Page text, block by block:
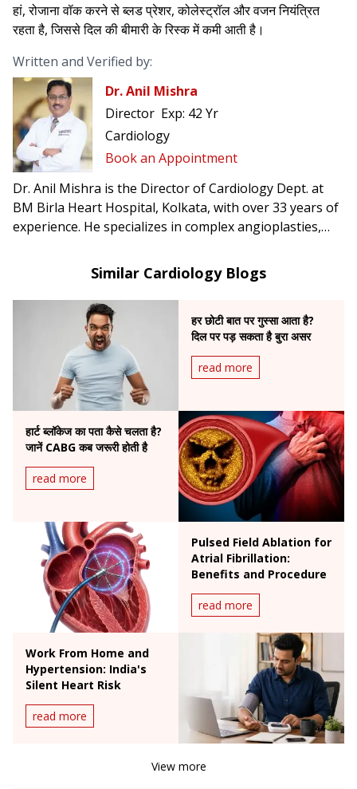
हां, रोजाना वॉक करने से ब्लड प्रेशर, कोलेस्ट्रॉल और वजन नियंत्रित
रहता है, जिससे दिल की बीमारी के रिस्क में कमी आती है।
Written and Verified by:
Dr. Anil Mishra
Director Exp: 42 Yr
Cardiology
Book an Appointment
Dr. Anil Mishra is the Director of Cardiology Dept. at
BM Birla Heart Hospital, Kolkata, with over 33 years of
experience. He specializes in complex angioplasties,
the first in Eastern India to perform rotablation and
implant leadless pacemakers.
Similar Cardiology Blogs
हर छोटी बात पर गुस्सा आता है?
दिल पर पड़ सकता है बुरा असर
read more
हार्ट ब्लॉकेज का पता कैसे चलता है?
जानें CABG कब जरूरी होती है
read more
Pulsed Field Ablation for
Atrial Fibrillation:
Benefits and Procedure
read more
Work From Home and
Hypertension: India's
Silent Heart Risk
read more
View more